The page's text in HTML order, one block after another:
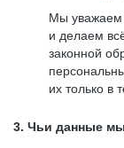
Мы уважаем
и делаем
законной
их только в
3. Чьи данные